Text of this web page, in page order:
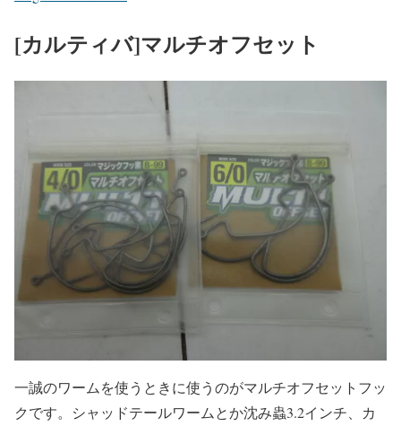
[カルティバ]マルチオフセット
一誠のワームを使うときに使うのがマルチオフセットフッ
クです。シャッドテールワームとか沈み蟲3.2インチ、カ